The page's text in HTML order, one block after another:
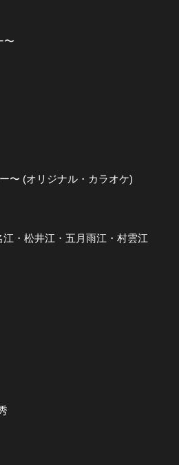
〜
〜 (オリジナル・カラオケ)
・松井江・五月雨江・村雲江